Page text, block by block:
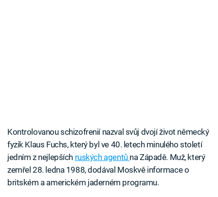
Kontrolovanou schizofrenií nazval svůj dvojí život německý
fyzik Klaus Fuchs, který byl ve 40. letech minulého století
jedním z nejlepších ruských agentů na Západě. Muž, který
zemřel 28. ledna 1988, dodával Moskvě informace o
britském a americkém jaderném programu.